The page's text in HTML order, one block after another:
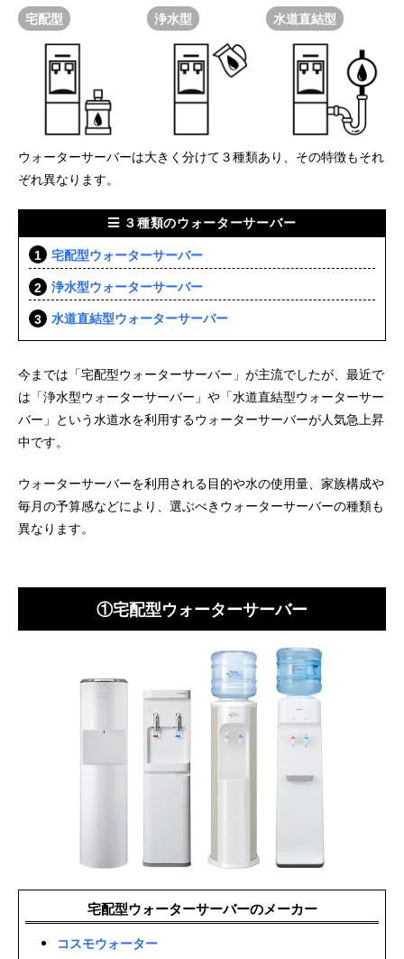
宅配型 浄水型 水道直結型
ウォーターサーバーは大きく分けて３種類あり、その特徴もそれ
ぞれ異なります。
３種類のウォーターサーバー
宅配型ウォーターサーバー
浄水型ウォーターサーバー
水道直結型ウォーターサーバー
今までは「宅配型ウォーターサーバー」が主流でしたが、最近で
は「浄水型ウォーターサーバー」や「水道直結型ウォーターサー
バー」という水道水を利用するウォーターサーバーが人気急上昇
中です。
ウォーターサーバーを利用される目的や水の使用量、家族構成や
毎月の予算感などにより、選ぶべきウォーターサーバーの種類も
異なります。
①宅配型ウォーターサーバー
宅配型ウォーターサーバーのメーカー
コスモウォーター